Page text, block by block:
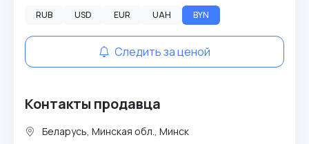
RUB USD EUR UAH BYN
Следить за ценой
Контакты продавца
Беларусь, Минская обл., Минск